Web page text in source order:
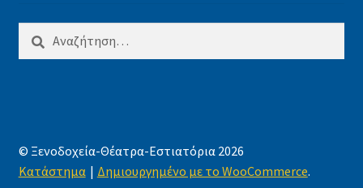
Αναζήτηση
© Ξενοδοχεία-Θέατρα-Εστιατόρια 2026
Κατάστημα
Δημιουργημένο με το WooCommerce.